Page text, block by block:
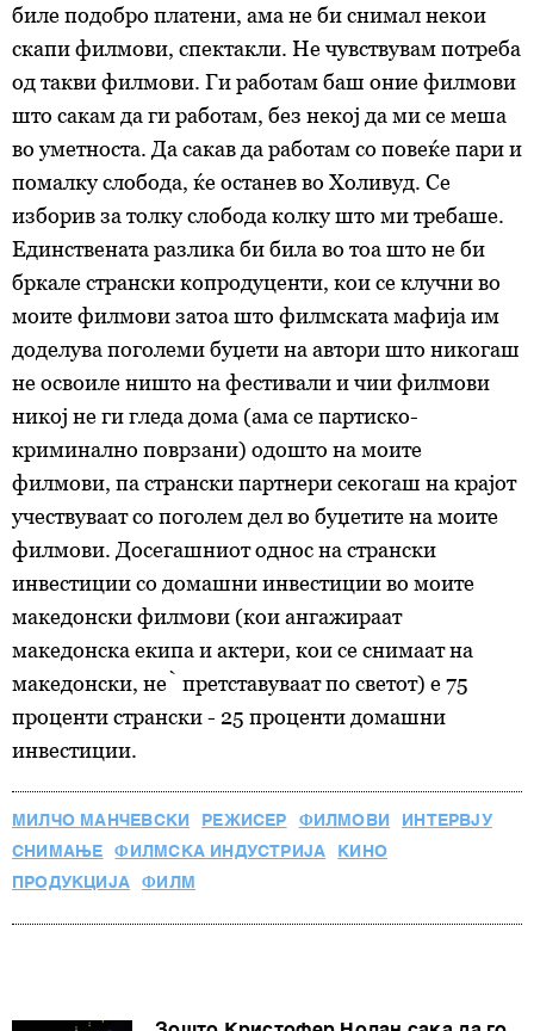
биле подобро платени, ама не би снимал некои
скапи филмови, спектакли. Не чувствувам потреба
од такви филмови. Ги работам баш оние филмови
што сакам да ги работам, без некој да ми се меша
во уметноста. Да сакав да работам со повеќе пари и
помалку слобода, ќе останев во Холивуд. Се
изборив за толку слобода колку што ми требаше.
Единствената разлика би била во тоа што не би
бркале странски копродуценти, кои се клучни во
моите филмови затоа што филмската мафија им
доделува поголеми буџети на автори што никогаш
не освоиленишто на фестивали и чии филмови
никој не ги гледа дома (ама се партиско-
криминално поврзани) одошто на моите
филмови, па странски партнери секогаш на крајот
учествуваат со поголем дел во буџетите на моите
филмови. Досегашниот однос на странски
инвестиции со домашни инвестиции во моите
македонски филмови (кои ангажираат
македонска екипа и актери, кои се снимаат на
македонски, нѐ претставуваат по светот) е 75
проценти странски - 25 проценти домашни
инвестиции.
МИЛЧО МАНЧЕВСКИ РЕЖИСЕР ФИЛМОВИ
ИНТЕРВЈУ
СНИМАЊЕ
ФИЛМСКА ИНДУСТРИЈА
КИНО
ПРОДУКЦИЈА
ФИЛМ